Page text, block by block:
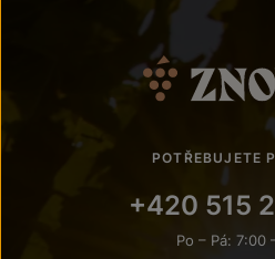
POTŘEBUJETE
+420 515
Po – Pá: 7:00